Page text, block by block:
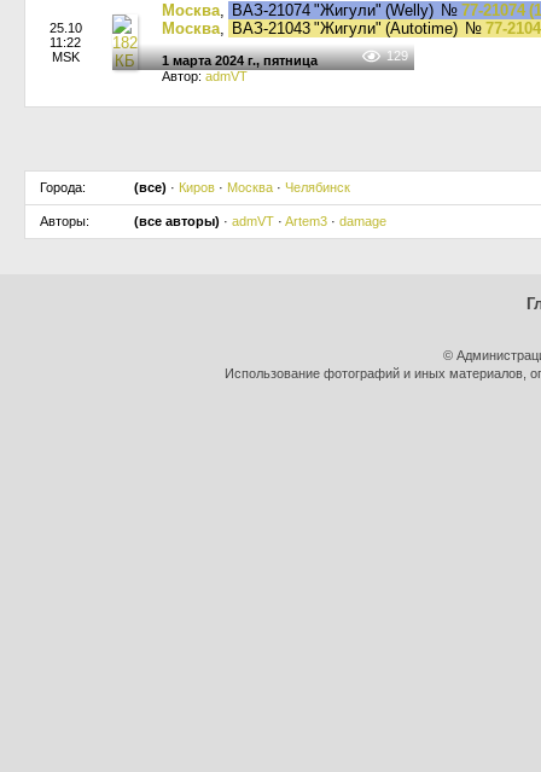
25.10
11:22
MSK
129
Москва, ВАЗ-21074 "Жигули" (Welly) № 77-21074
Москва, ВАЗ-21043 "Жигули" (Autotime) № 77-
1 марта 2024 г., пятница
Автор: admVT
Города: (все) · Киров · Москва · Челябинск
Авторы: (все авторы) · admVT · Artem3 · damage
©
Использование фотографий и иных материалов,